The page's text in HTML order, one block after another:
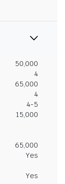
50,000
4
65,000
4
4-5
15,000
65,000
Yes
Yes